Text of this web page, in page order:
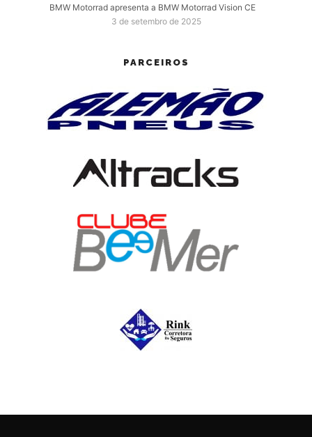
BMW Motorrad apresenta a BMW Motorrad Vision CE
3 de setembro de 2025
PARCEIROS